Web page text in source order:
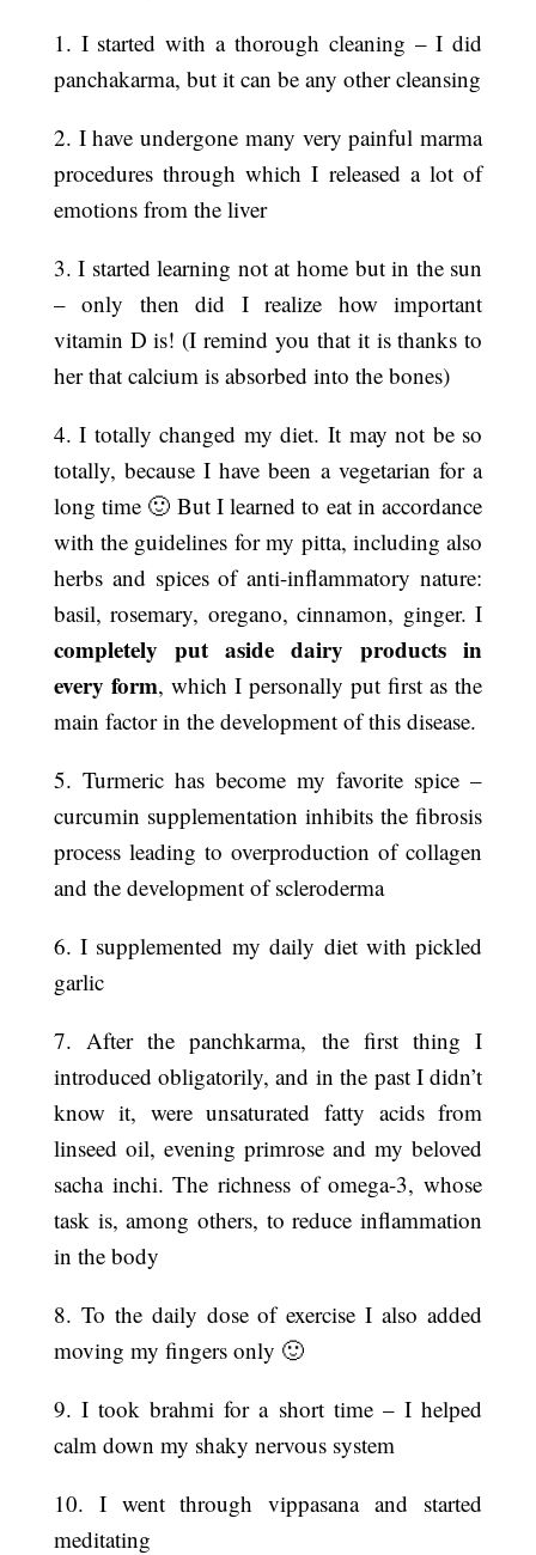
1. I started with a thorough cleaning – I did
panchakarma, but it can be any other cleansing
2. I have undergone many very painful marma
procedures through which I released a lot of
emotions from the liver
3. I started learning not at home but in the sun
– only then did I realize how important
vitamin D is! (I remind you that it is thanks to
her that calcium is absorbed into the bones)
4. I totally changed my diet. It may not be so
totally, because I have been a vegetarian for a
long time 🙂 But I learned to eat in accordance
with the guidelines for my pitta, including also
herbs and spices of anti-inflammatory nature:
basil, rosemary, oregano, cinnamon, ginger. I
completely put aside dairy products in
every form, which I personally put first as the
main factor in the development of this disease.
5. Turmeric has become my favorite spice –
curcumin supplementation inhibits the fibrosis
process leading to overproduction of collagen
and the development of scleroderma
6. I supplemented my daily diet with pickled
garlic
7. After the panchkarma, the first thing I
introduced obligatorily, and in the past I didn’t
know it, were unsaturated fatty acids from
linseed oil, evening primrose and my beloved
sacha inchi. The richness of omega-3, whose
task is, among others, to reduce inflammation
in the body
8. To the daily dose of exercise I also added
moving my fingers only 🙂
9. I took brahmi for a short time – I helped
calm down my shaky nervous system
10. I went through vippasana and started
meditating